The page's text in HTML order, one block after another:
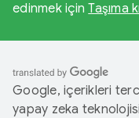
edinmek içinTaşıma
Google, içerikleri
yapay zeka